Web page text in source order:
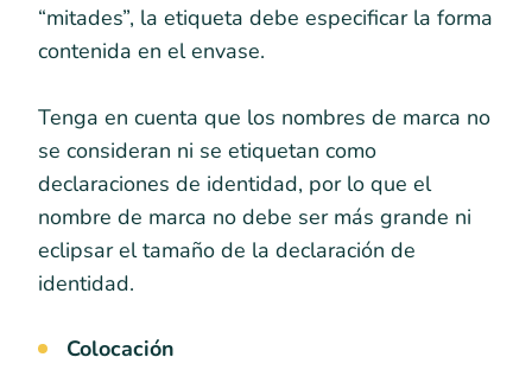
“mitades”, la etiqueta debe especificar la forma
contenida en el envase.
Tenga en cuenta que los nombres de marca no
se consideran ni se etiquetan como
declaraciones de identidad, por lo que el
nombre de marca no debe ser más grande ni
eclipsar el tamaño de la declaración de
identidad.
Colocación